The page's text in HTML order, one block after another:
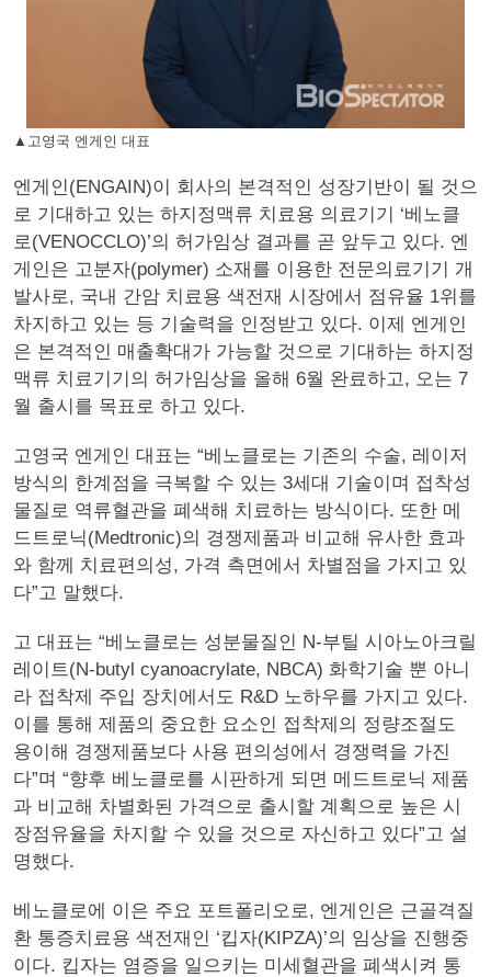
▲고영국 엔게인 대표
엔게인(ENGAIN)이 회사의 본격적인 성장기반이 될 것으
로 기대하고 있는 하지정맥류 치료용 의료기기 ‘베노클
로(VENOCCLO)’의 허가임상 결과를 곧 앞두고 있다. 엔
게인은 고분자(polymer) 소재를 이용한 전문의료기기 개
발사로, 국내 간암 치료용 색전재 시장에서 점유율 1위를
차지하고 있는 등 기술력을 인정받고 있다. 이제 엔게인
은 본격적인 매출확대가 가능할 것으로 기대하는 하지정
맥류 치료기기의 허가임상을 올해 6월 완료하고, 오는 7
월 출시를 목표로 하고 있다.
고영국 엔게인 대표는 “베노클로는 기존의 수술, 레이저
방식의 한계점을 극복할 수 있는 3세대 기술이며 접착성
물질로 역류혈관을 폐색해 치료하는 방식이다. 또한 메
드트로닉(Medtronic)의 경쟁제품과 비교해 유사한 효과
와 함께 치료편의성, 가격 측면에서 차별점을 가지고 있
다”고 말했다.
고 대표는 “베노클로는 성분물질인 N-부틸 시아노아크릴
레이트(N-butyl cyanoacrylate, NBCA) 화학기술 뿐 아니
라 접착제 주입 장치에서도 R&D 노하우를 가지고 있다.
이를 통해 제품의 중요한 요소인 접착제의 정량조절도
용이해 경쟁제품보다 사용 편의성에서 경쟁력을 가진
다”며 “향후 베노클로를 시판하게 되면 메드트로닉 제품
과 비교해 차별화된 가격으로 출시할 계획으로 높은 시
장점유율을 차지할 수 있을 것으로 자신하고 있다”고 설
명했다.
베노클로에 이은 주요 포트폴리오로, 엔게인은 근골격질
환 통증치료용 색전재인 ‘킵자(KIPZA)’의 임상을 진행중
이다. 킵자는 염증을 일으키는 미세혈관을 폐색시켜 통